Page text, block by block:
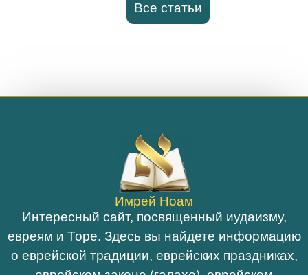
Все статьи
Имрей Ноам
Интересный сайт, посвященный иудаизму,
евреям и Торе. Здесь вы найдете информацию
о еврейской традиции, еврейских праздниках,